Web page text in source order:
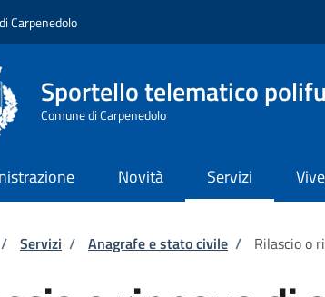
Carpenedolo
Sportello telematico
Comune di Carpenedolo
Novità Servizi
di pane
/ Servizi / Anagrafe e stato civile / Rilascio o